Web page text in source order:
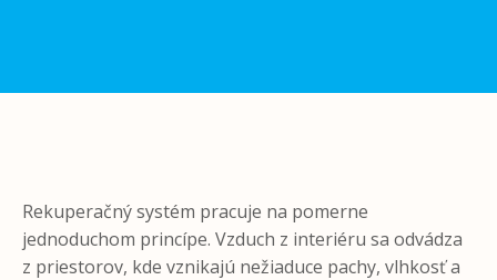
Rekuperačný systém pracuje na pomerne
jednoduchom princípe. Vzduch z interiéru sa odvádza
z priestorov, kde vznikajú nežiaduce pachy, vlhkosť a